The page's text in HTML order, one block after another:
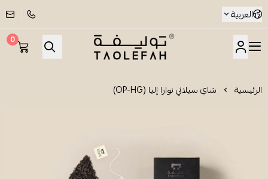
العربية
شاي توليفة
0
الرئيسية شاي سيلاني نوارا إليا (OP-HG)